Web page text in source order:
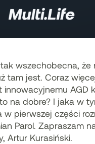
wszechobecna, że
tam jest. Coraz
AGD
na dobre? I jaka w
w pierwszej części
Parol. Zapraszam
Artur Kurasiński.